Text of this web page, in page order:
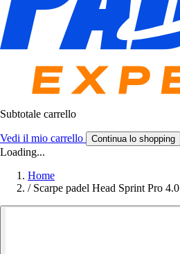
Subtotale carrello
Vedi il mio carrello Continua lo shopping
Loading...
Home
/ Scarpe padel Head Sprint Pro 4.0